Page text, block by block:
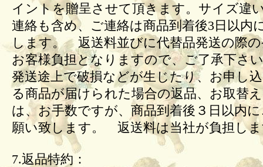
イントを贈呈させて頂きます。サイズ違
連絡も含め、ご連絡は商品到着後3日以内
します。 返送料並びに代替品発送の際の
お客様負担となりますので、ご了承下さ
発送途上で破損などが生じたり、お申し
る商品が届けられた場合の返品、お取替
は、お手数ですが、商品到着後３日以内
願い致します。 返送料は当社が負担し
7.返品特約：